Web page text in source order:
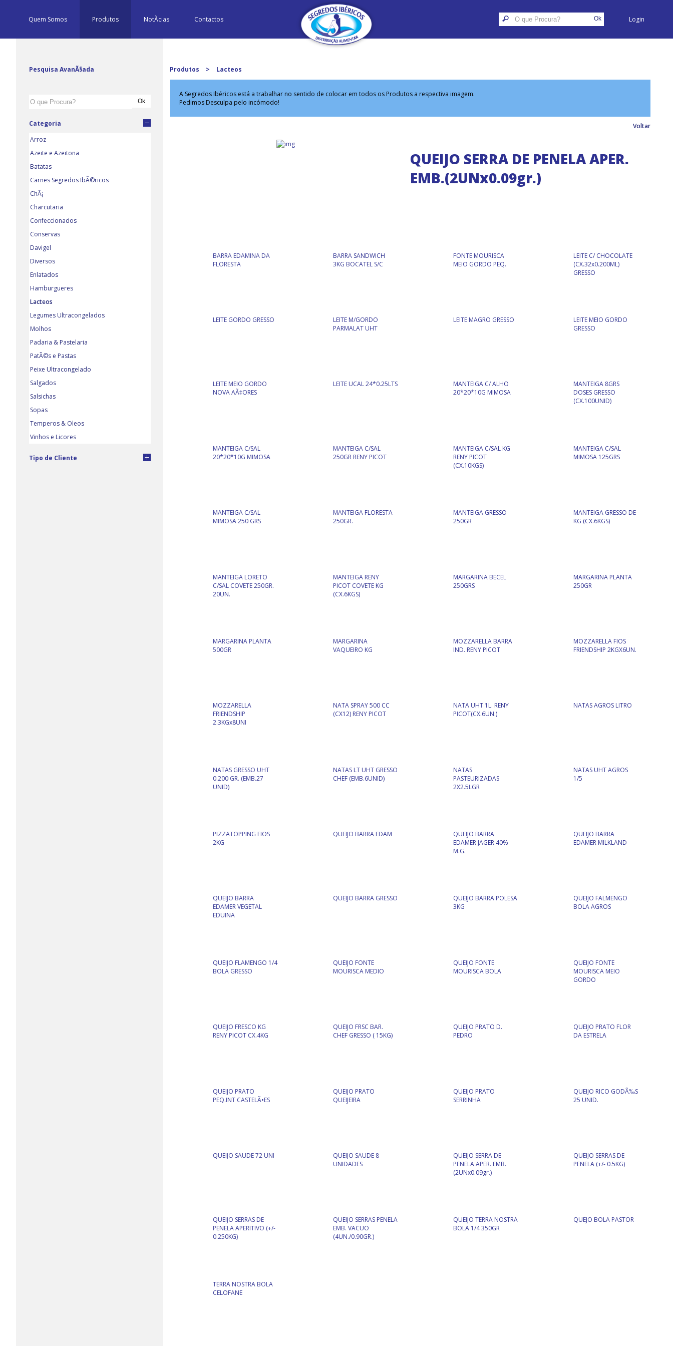
Quem Somos Produtos NotÃ­cias Contactos Login
Pesquisa AvanÃ§ada
Categoria
Arroz
Azeite e Azeitona
Batatas
Carnes Segredos IbÃ©ricos
ChÃ¡
Charcutaria
Confeccionados
Conservas
Davigel
Diversos
Enlatados
Hamburgueres
Lacteos
Legumes Ultracongelados
Molhos
Padaria & Pastelaria
PatÃ©s e Pastas
Peixe Ultracongelado
Salgados
Salsichas
Sopas
Temperos & Oleos
Vinhos e Licores
Tipo de Cliente
Produtos > Lacteos
A Segredos Ibéricos está a trabalhar no sentido de colocar em todos os Produtos a respectiva imagem.
Pedimos Desculpa pelo incómodo!
Voltar
QUEIJO SERRA DE PENELA APER.
EMB.(2UNx0.09gr.)
BARRA EDAMINA DA
FLORESTA
BARRA SANDWICH
3KG BOCATEL S/C
FONTE MOURISCA
MEIO GORDO PEQ.
LEITE C/ CHOCOLATE
(CX.32x0.200ML)
GRESSO
LEITE GORDO GRESSO
LEITE M/GORDO
PARMALAT UHT
LEITE MAGRO GRESSO
LEITE MEIO GORDO
GRESSO
LEITE MEIO GORDO
NOVA AÃ‡ORES
LEITE UCAL 24*0.25LTS
MANTEIGA C/ ALHO
20*20*10G MIMOSA
MANTEIGA 8GRS
DOSES GRESSO
(CX.100UNID)
MANTEIGA C/SAL
20*20*10G MIMOSA
MANTEIGA C/SAL
250GR RENY PICOT
MANTEIGA C/SAL KG
RENY PICOT
(CX.10KGS)
MANTEIGA C/SAL
MIMOSA 125GRS
MANTEIGA C/SAL
MIMOSA 250 GRS
MANTEIGA FLORESTA
250GR.
MANTEIGA GRESSO
250GR
MANTEIGA GRESSO DE
KG (CX.6KGS)
MANTEIGA LORETO
C/SAL COVETE 250GR.
20UN.
MANTEIGA RENY
PICOT COVETE KG
(CX.6KGS)
MARGARINA BECEL
250GRS
MARGARINA PLANTA
250GR
MARGARINA PLANTA
500GR
MARGARINA
VAQUEIRO KG
MOZZARELLA BARRA
IND. RENY PICOT
MOZZARELLA FIOS
FRIENDSHIP 2KGX6UN.
MOZZARELLA
FRIENDSHIP
2.3KGx8UNI
NATA SPRAY 500 CC
(CX12) RENY PICOT
NATA UHT 1L. RENY
PICOT(CX.6UN.)
NATAS AGROS LITRO
NATAS GRESSO UHT
0.200 GR. (EMB.27
UNID)
NATAS LT UHT GRESSO
CHEF (EMB.6UNID)
NATAS
PASTEURIZADAS
2X2.5LGR
NATAS UHT AGROS
1/5
PIZZATOPPING FIOS
2KG
QUEIJO BARRA EDAM
QUEIJO BARRA
EDAMER JAGER 40%
M.G.
QUEIJO BARRA
EDAMER MILKLAND
QUEIJO BARRA
EDAMER VEGETAL
EDUINA
QUEIJO BARRA GRESSO
QUEIJO BARRA POLESA
3KG
QUEIJO FALMENGO
BOLA AGROS
QUEIJO FLAMENGO 1/4
BOLA GRESSO
QUEIJO FONTE
MOURISCA MEDIO
QUEIJO FONTE
MOURISCA BOLA
QUEIJO FONTE
MOURISCA MEIO
GORDO
QUEIJO FRESCO KG
RENY PICOT CX.4KG
QUEIJO FRSC BAR.
CHEF GRESSO ( 15KG)
QUEIJO PRATO D.
PEDRO
QUEIJO PRATO FLOR
DA ESTRELA
QUEIJO PRATO
PEQ.INT CASTELÃ•ES
QUEIJO PRATO
QUEIJEIRA
QUEIJO PRATO
SERRINHA
QUEIJO RICO GODÃ‰S
25 UNID.
QUEIJO SAUDE 72 UNI
QUEIJO SAUDE 8
UNIDADES
QUEIJO SERRA DE
PENELA APER. EMB.
(2UNx0.09gr.)
QUEIJO SERRAS DE
PENELA (+/- 0.5KG)
QUEIJO SERRAS DE
PENELA APERITIVO (+/-
0.250KG)
QUEIJO SERRAS PENELA
EMB. VACUO
(4UN./0.90GR.)
QUEIJO TERRA NOSTRA
BOLA 1/4 350GR
QUEJO BOLA PASTOR
TERRA NOSTRA BOLA
CELOFANE